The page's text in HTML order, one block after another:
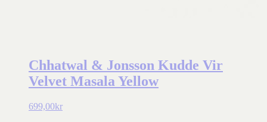
Chhatwal & Jonsson Kudde Vir
Velvet Masala Yellow
699,00kr